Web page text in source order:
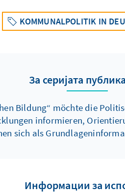
KOMMUNALPOLITIK IN
За серијата
Bildung“ möchte die
informieren,
sich als
Информации за